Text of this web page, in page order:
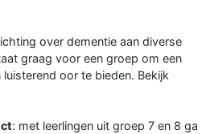
over dementie aan diverse
graag voor een groep om een
oor te bieden. Bekijk
: met leerlingen uit groep 7 en 8 ga